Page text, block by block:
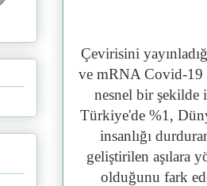
Çevirisini
ve mRNA Covid-19
nesnel bir şekilde
Türkiye'de %1,
insanlığı
geliştirilen aşılara
olduğunu fark